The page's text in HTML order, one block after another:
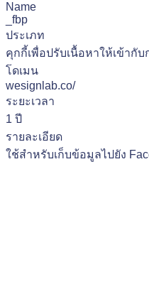
Name
_fbp
ประเภท
คุกกี้เพื่อปรับเนื้อหาให้เข้ากับ
โดเมน
wesignlab.co/
ระยะเวลา
1 ปี
รายละเอียด
ใช้สำหรับเก็บข้อมูลไปยัง